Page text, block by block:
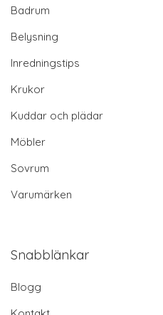
Badrum
Belysning
Inredningstips
Krukor
Kuddar och plädar
Möbler
Sovrum
Varumärken
Snabblänkar
Blogg